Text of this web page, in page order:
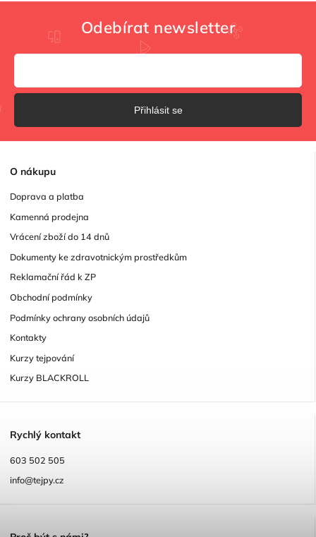
O nákupu
Doprava a platba
Kamenná prodejna
Vrácení zboží do 14 dnů
Dokumenty ke zdravotnickým prostředkům
Reklamační řád k ZP
Obchodní podmínky
Podmínky ochrany osobních údajů
Kontakty
Kurzy tejpování
Kurzy BLACKROLL
Rychlý kontakt
603 502 505
info@tejpy.cz
Odebírat newsletter
Přihlásit se